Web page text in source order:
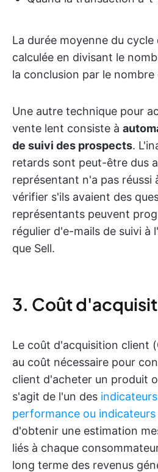
La durée moyenne du
calculée en divisant le
la conclusion par le
Une autre technique pour
vente lent consiste à
de suivi des prospects.
retards sont peut-être dus
représentant n'a pas réussi
vérifier s'ils avaient des
représentants peuvent
régulier d'e-mails de suivi à
que Sell.
3. Coût
Le coût d'acquisition client
au coût nécessaire pour
client d'acheter un produit
s'agit de l'un des
performance ou indicateurs
d'obtenir une estimation
liés à chaque
long terme des revenus